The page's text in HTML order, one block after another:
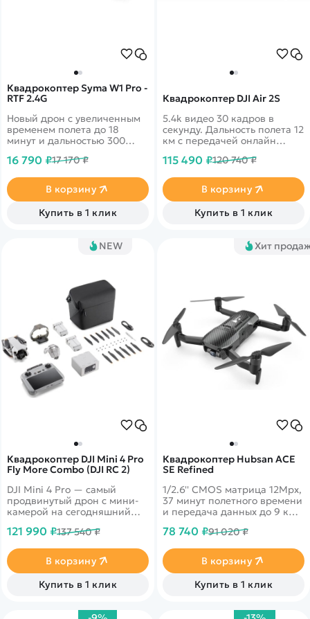
Квадрокоптер Syma W1 Pro -
RTF 2.4G
Новый дрон с увеличенным
временем полета до 18
минут и дальностью 300
16 790 ₽17 170 ₽
В корзину
Купить в 1 клик
Квадрокоптер DJI Air 2S
5.4k видео 30 кадров в
секунду. Дальность полета 12
км с передачей онлайн
облета препятствий по всем
115 490 ₽120 740 ₽
В корзину
Купить в 1 клик
NEW
Квадрокоптер DJI Mini 4 Pro
Fly More Combo (DJI RC 2)
DJI Mini 4 Pro — самый
продвинутый дрон с мини-
камерой на сегодняшний
мощные возможности
всенаправленное
обнаружение препятствий,
ActiveTrack 360° с новым
режимом трассировки и
FHD на 20 км, что дает еще
121 990 ₽137 540 ₽
В корзину
Купить в 1 клик
Хит
Квадрокоптер Hubsan ACE
SE Refined
1/2.6'' CMOS матрица 12Mpx,
37 минут полетного времени
и передача данных до 9 км!
трансляция 1080p на
цифровой передачи
изображений&nbsp;Syncreas
78 740 ₽91 020 ₽
В корзину
Купить в 1 клик